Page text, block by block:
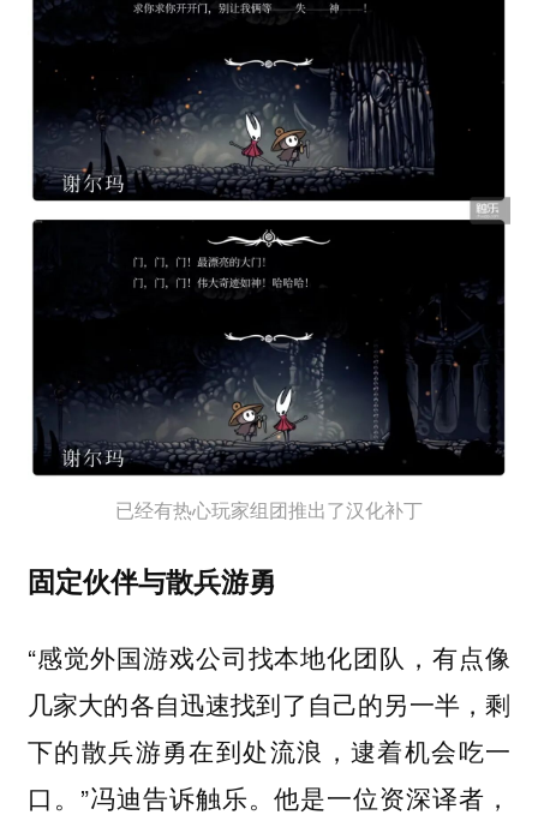
已经有热心玩家组团推出了汉化补丁
固定伙伴与散兵游勇
“感觉外国游戏公司找本地化团队，有点像
几家大的各自迅速找到了自己的另一半，剩
下的散兵游勇在到处流浪，逮着机会吃一
口。”冯迪告诉触乐。他是一位资深译者，